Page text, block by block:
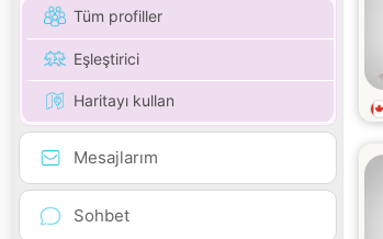
Tüm profiller
Eşleştirici
Haritayı kullan
Mesajlarım
Sohbet